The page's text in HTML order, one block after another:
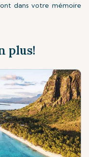
dans votre mémoire
plus!